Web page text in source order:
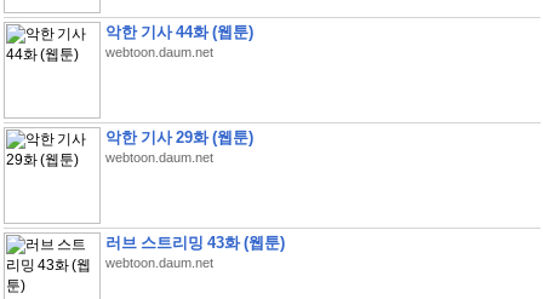
악한 기사 44화 (웹툰)
webtoon.daum.net
악한 기사 29화 (웹툰)
webtoon.daum.net
러브 스트리밍 43화 (웹툰)
webtoon.daum.net